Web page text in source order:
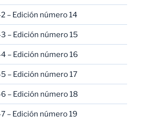
– Edición número 14
– Edición número 15
– Edición número 16
– Edición número 17
– Edición número 18
– Edición número 19